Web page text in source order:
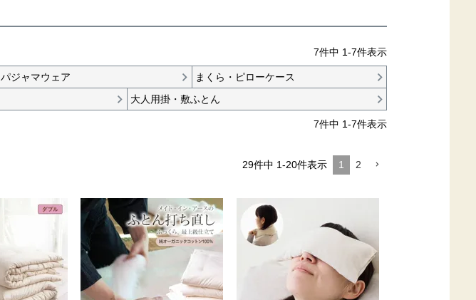
7件中 1-7件表示
パジャマウェア
まくら・ピローケース
大人用掛・敷ふとん
7件中 1-7件表示
29件中 1-20件表示 1 2